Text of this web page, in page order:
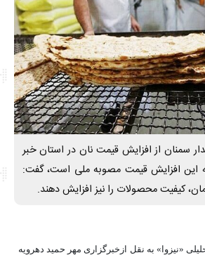
سمنان از افزایش قیمت نان در استان خبر
این افزایش قیمت مصوبه ملی است، گفت:
کیفیت محصولات را نیز افزایش دهند.
«نیزوا» به نقل ازخبرگزاری مهر حمید دهرویه